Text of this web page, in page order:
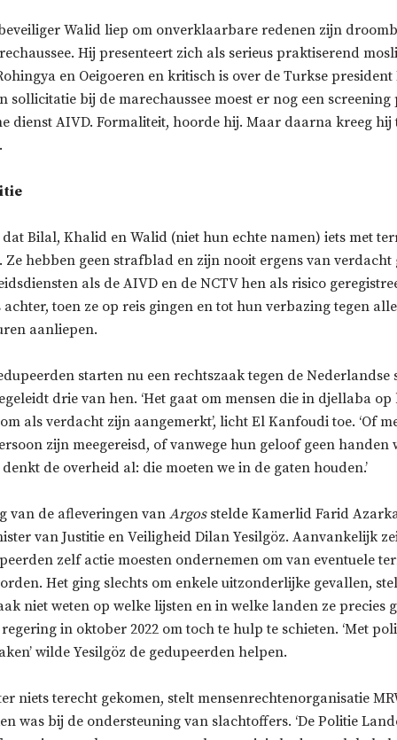
Walid liep om onverklaarbare redenen zijn
Hij presenteert zich als serieus praktiserend
en Oeigoeren en kritisch is over de Turkse president
sollicitatie bij de marechaussee moest er nog een
dienst AIVD. Formaliteit, hoorde hij. Maar daarna kreeg
Bilal, Khalid en Walid (niet hun echte namen) iets met
Ze hebben geen strafblad en zijn nooit ergens van verdacht
als de AIVD en de NCTV hen als risico
achter, toen ze op reis gingen en tot hun verbazing tegen
aanliepen.
starten nu een rechtszaak tegen de Nederlandse
drie van hen. ‘Het gaat om mensen die in djellaba
als verdacht zijn aangemerkt’, licht El Kanfoudi toe. ‘Of
zijn meegereisd, of vanwege hun geloof geen handen
de overheid al: die moeten we in de gaten houden.’
van de afleveringen van Argosstelde Kamerlid Farid
van Justitie en Veiligheid Dilan Yesilgöz. Aanvankelijk
zelf actie moesten ondernemen om van eventuele
Het ging slechts om enkele uitzonderlijke gevallen,
niet weten op welke lijsten en in welke landen ze precies
in oktober 2022 om toch te hulp te schieten. ‘Met
wilde Yesilgöz de gedupeerden helpen.
niets terecht gekomen, stelt mensenrechtenorganisatie
was bij de ondersteuning van slachtoffers. ‘De Politie